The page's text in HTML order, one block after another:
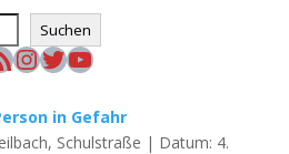
Suchen
Feed
Instagram
Twitter
YouTube
in Gefahr
Schulstraße | Datum: 4.